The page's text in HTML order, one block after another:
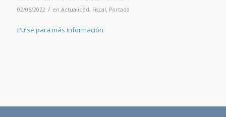
02/06/2022 / en Actualidad, Fiscal, Portada
Pulse para más información